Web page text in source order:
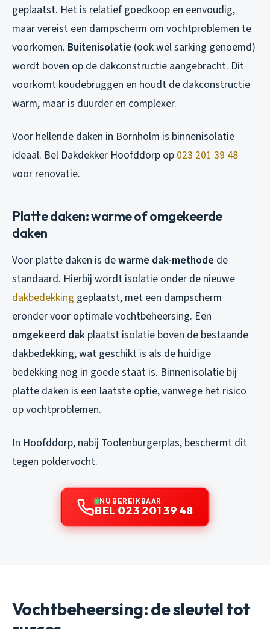
geplaatst. Het is relatief goedkoop en eenvoudig,
maar vereist een dampscherm om vochtproblemen te
voorkomen. Buitenisolatie (ook wel sarking genoemd)
wordt boven op de dakconstructie aangebracht. Dit
voorkomt koudebruggen en houdt de dakconstructie
warm, maar is duurder en complexer.
Voor hellende daken in Bornholm is binnenisolatie
ideaal. Bel Dakdekker Hoofddorp op 023 201 39 48
voor renovatie.
Platte daken: warme of omgekeerde
daken
Voor platte daken is dewarme dak-methode de
standaard. Hierbij wordt isolatie onder de nieuwe
dakbedekking geplaatst, met een dampscherm
eronder voor optimale vochtbeheersing. Een
omgekeerd dak plaatst isolatie boven de bestaande
dakbedekking, wat geschikt is als de huidige
bedekking nog in goede staat is. Binnenisolatie bij
platte daken is een laatste optie, vanwege het risico
op vochtproblemen.
In Hoofddorp, nabij Toolenburgerplas, beschermt dit
tegen poldervocht.
NU BEREIKBAAR
BEL 023 201 39 48
Vochtbeheersing: de sleutel tot